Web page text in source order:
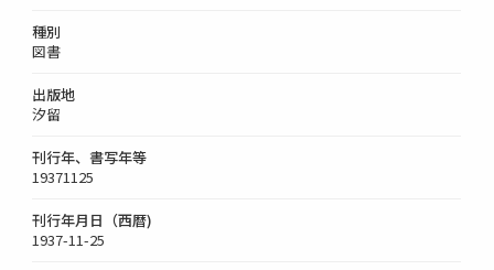
種別
図書
出版地
汐留
刊行年、書写年等
19371125
刊行年月日（西暦)
1937-11-25